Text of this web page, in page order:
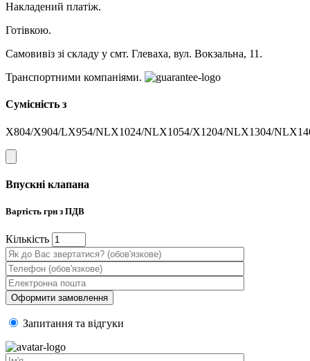
Накладений платіж.
Готівкою.
Самовивіз зі складу у смт. Глеваха, вул. Вокзальна, 11.
Транспортними компаніями.
Сумісність з
X804/X904/LX954/NLX1024/NLX1054/X1204/NLX1304/
Впускні клапана
Вартість грн з ПДВ
Кiлькiсть
Запитання та вiдгуки